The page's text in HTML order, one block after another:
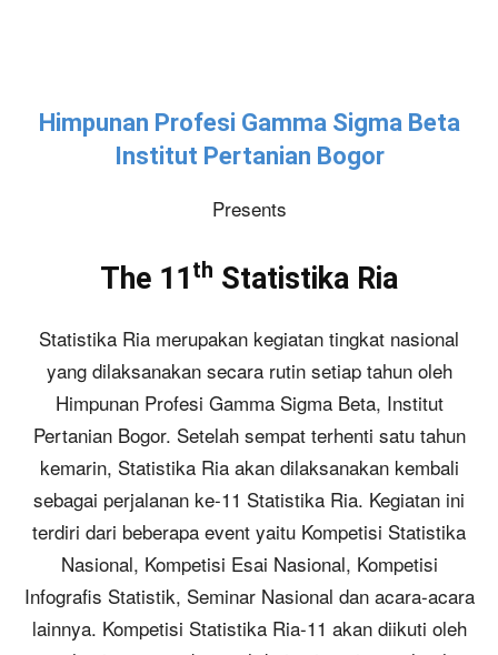
Himpunan Profesi Gamma Sigma Beta
Institut Pertanian Bogor
Presents
The 11 th Statistika Ria
Statistika Ria merupakan kegiatan tingkat nasional
yang dilaksanakan secara rutin setiap tahun oleh
Himpunan Profesi Gamma Sigma Beta, Institut
Pertanian Bogor. Setelah sempat terhenti satu tahun
kemarin, Statistika Ria akan dilaksanakan kembali
sebagai perjalanan ke-11 Statistika Ria. Kegiatan ini
terdiri dari beberapa event yaitu Kompetisi Statistika
Nasional, Kompetisi Esai Nasional, Kompetisi
Infografis Statistik, Seminar Nasional dan acara-acara
lainnya. Kompetisi Statistika Ria-11 akan diikuti oleh